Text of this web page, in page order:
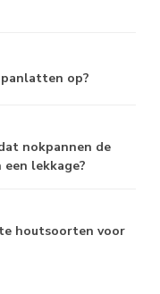
op?
nokpannen de
een lekkage?
houtsoorten voor